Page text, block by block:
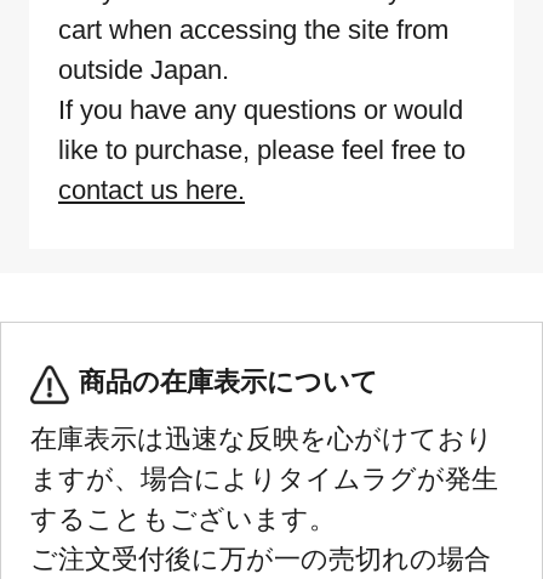
cart when accessing the site from
outside Japan.
If you have any questions or would
like to purchase, please feel free to
contact us here.
商品の在庫表示について
在庫表示は迅速な反映を心がけており
ますが、場合によりタイムラグが発生
することもございます。
ご注文受付後に万が一の売切れの場合